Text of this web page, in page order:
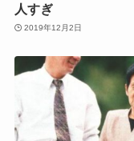
人すぎ
2019年12月2日